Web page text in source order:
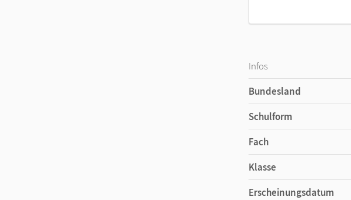
Infos
Bundesland
Schulform
Fach
Klasse
Erscheinungsdatum